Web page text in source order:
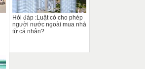
Hỏi đáp :Luật có cho phép
người nước ngoài mua nhà
từ cá nhân?